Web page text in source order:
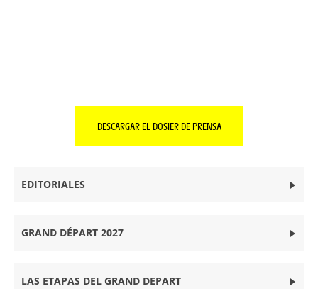
DESCARGAR EL DOSIER DE PRENSA
EDITORIALES
GRAND DÉPART 2027
LAS ETAPAS DEL GRAND DEPART